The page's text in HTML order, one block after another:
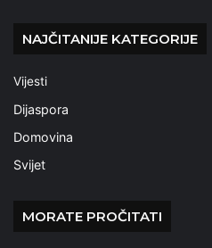
NAJČITANIJE KATEGORIJE
Vijesti
Dijaspora
Domovina
Svijet
MORATE PROČITATI